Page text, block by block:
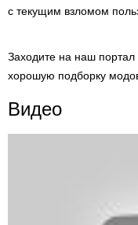
с текущим взломом
Заходите на наш
хорошую подборку
Видео